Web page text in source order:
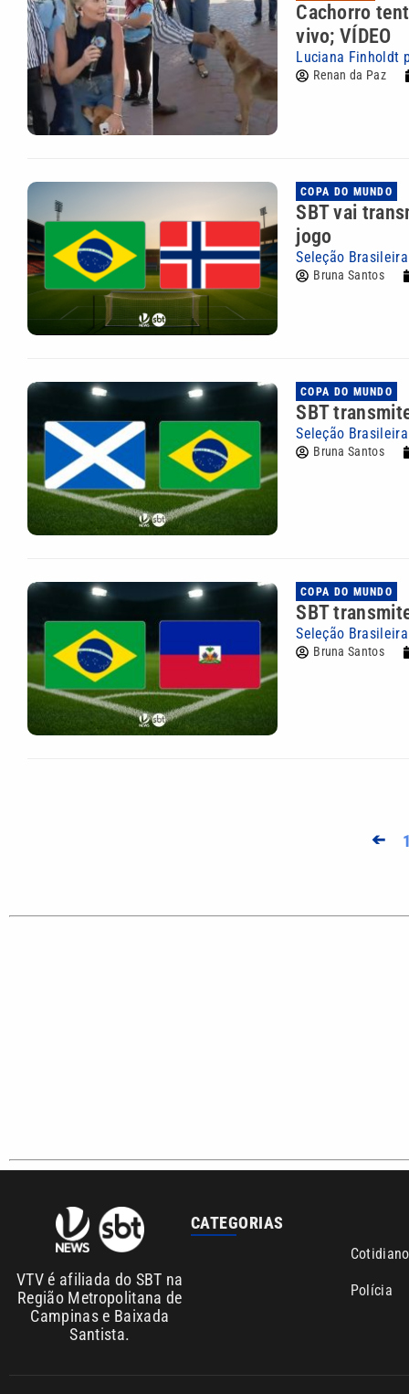
Cachorro
vivo; VÍDEO
Luciana Finholdt
Renan da Paz
COPA DO MUNDO
SBT vai
jogo
Seleção
Bruna Santos
COPA DO MUNDO
SBT
Seleção
Bruna Santos
COPA DO MUNDO
SBT
Seleção
Bruna Santos
➔
Sobre nós Anuncie agora com a emissora VTV SBT Área de
Copyright © 2026. Todos os direitos reservados | Empresa de